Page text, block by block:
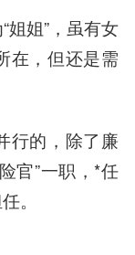
姐姐”，虽有女
在，但还是需
行的，除了廉
官”一职，*任
。